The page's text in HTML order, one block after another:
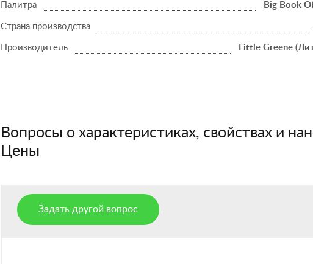
Палитра Big Book
Страна производства
Производитель Little Greene
Вопросы о характеристиках, свойствах и
Цены
Задать другой вопрос